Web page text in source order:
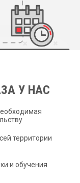
У НАС
территории
и обучения